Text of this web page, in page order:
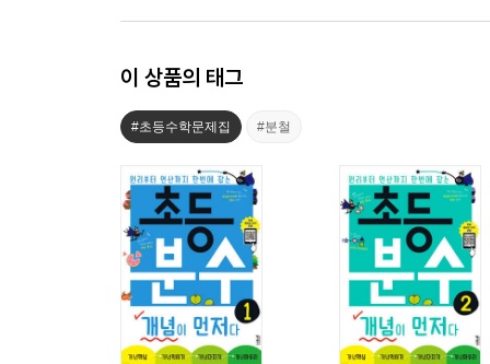
이 상품의 태그
#초등수학문제집 #분철